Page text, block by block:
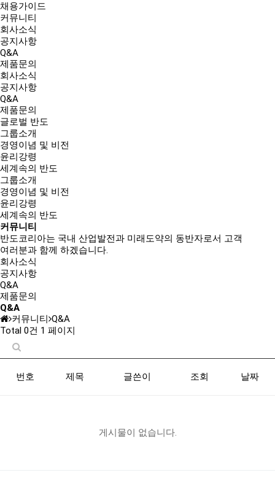
채용가이드
커뮤니티
회사소식
공지사항
Q&A
제품문의
회사소식
공지사항
Q&A
제품문의
글로벌 반도
그룹소개
경영이념 및 비전
윤리강령
세계속의 반도
그룹소개
경영이념 및 비전
윤리강령
세계속의 반도
커뮤니티
반도코리아는 국내 산업발전과 미래도약의 동반자로서 고객
여러분과 함께 하겠습니다.
회사소식
공지사항
Q&A
제품문의
Q&A
커뮤니티 Q&A
Total 0건 1 페이지
번호 제목 글쓴이 조회 날짜
게시물이 없습니다.